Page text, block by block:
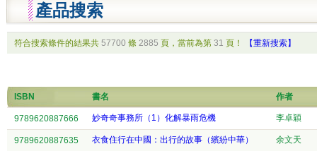
產品搜索
符合搜索條件的結果共 57700 條 2885 頁，當前為第 31 頁！ 【重新搜索】
ISBN 書名 作者
9789620887666 妙奇奇事務所（1）化解暴雨危機 李卓穎
9789620887635 衣食住行在中國：出行的故事（繽紛中華） 余文天